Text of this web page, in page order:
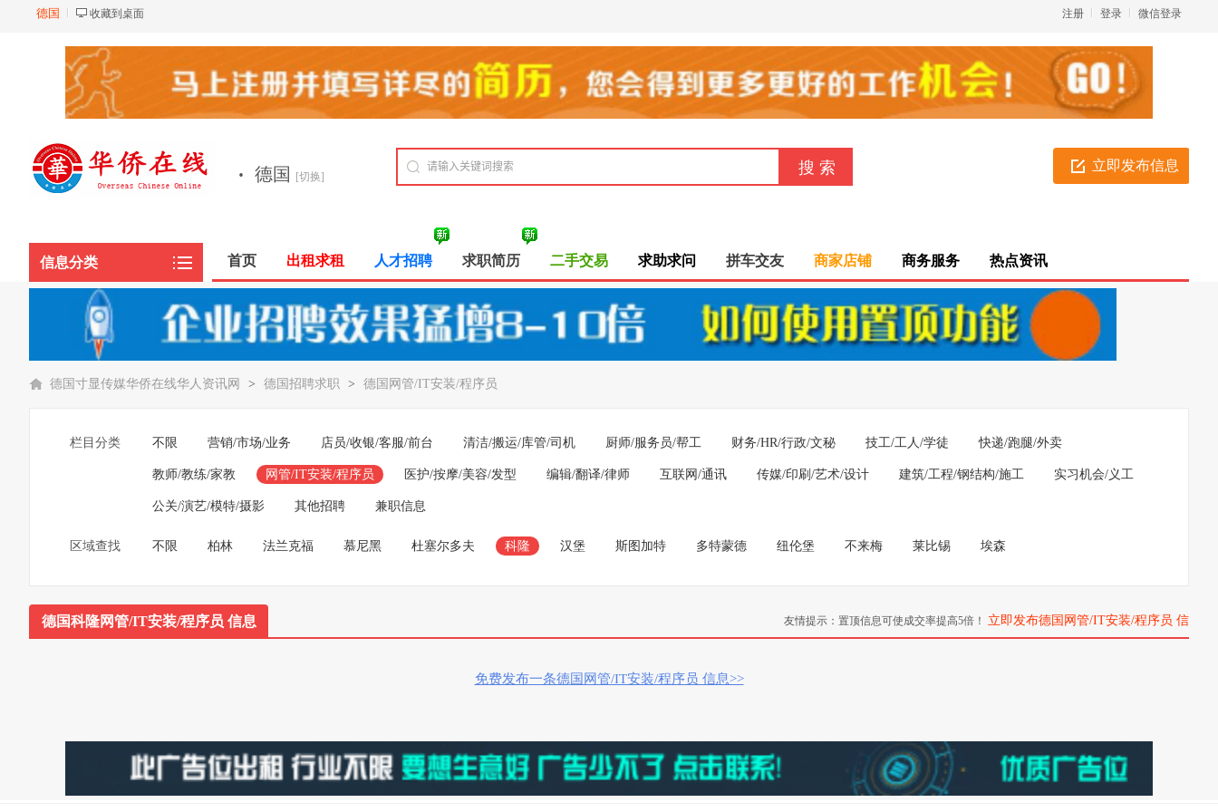
德国 收藏到桌面 微信登录
登录
注册
立即发布信息
· 德国 [切换]
信息分类 首页 出租求租 人才招聘 求职简历 二手交易 求助求问 拼车交友 商家店铺 商务服务 热点资讯
德国寸显传媒华侨在线华人资讯网 > 德国招聘求职 > 德国网管/IT安装/程序员
栏目分类 不限 营销/市场/业务 店员/收银/客服/前台 清洁/搬运/库管/司机 厨师/服务员/帮工 财务/HR/行政/文秘 技工/工人/学徒 快递/跑腿/外卖
教师/教练/家教 网管/IT安装/程序员 医护/按摩/美容/发型 编辑/翻译/律师 互联网/通讯 传媒/印刷/艺术/设计 建筑/工程/钢结构/施工 实习机会/义工
公关/演艺/模特/摄影 其他招聘 兼职信息
区域查找 不限 柏林 法兰克福 慕尼黑 杜塞尔多夫 科隆 汉堡 斯图加特 多特蒙德 纽伦堡 不来梅 莱比锡 埃森
德国科隆网管/IT安装/程序员 信息 友情提示：置顶信息可使成交率提高5倍！ 立即发布德国网管/IT安装/程序员 信
免费发布一条德国网管/IT安装/程序员 信息>>